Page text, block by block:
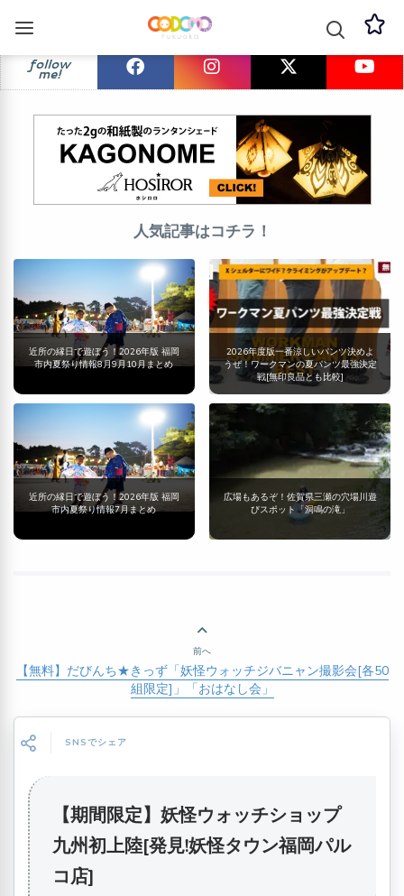
follow
me!
人気記事はコチラ！
近所の縁日で遊ぼう！2026年版 福岡
市内夏祭り情報8月9月10月まとめ
2026年度版一番涼しいパンツ決めよ
うぜ！ワークマンの夏パンツ最強決定
戦[無印良品とも比較]
近所の縁日で遊ぼう！2026年版 福岡
市内夏祭り情報7月まとめ
広場もあるぞ！佐賀県三瀬の穴場川遊
びスポット「洞鳴の滝」
前へ
【無料】だびんち★きっず「妖怪ウォッチジバニャン撮影会[各50
組限定]」「おはなし会」
SNSでシェア
【期間限定】妖怪ウォッチショップ
九州初上陸[発見!妖怪タウン福岡パル
コ店]